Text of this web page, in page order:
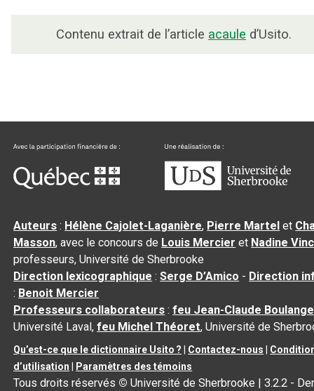
Contenu extrait de l’article acaule d’Usito.
Auteurs : Hélène Cajolet-Laganière, Pierre Martel et
Masson, avec le concours de Louis Mercier et Nadine
professeurs, Université de Sherbrooke
Direction lexicographique :Serge D’Amico - Direction
: Benoit Mercier
Professeurs collaborateurs :feu Jean-Claude
Université Laval,feu Michel Théoret, Université de
Qu’est-ce que le dictionnaire Usito ? Contactez-nous
d’utilisation
Paramètres des témoins
Tous droits réservés © Université de Sherbrooke |3.2.2 -